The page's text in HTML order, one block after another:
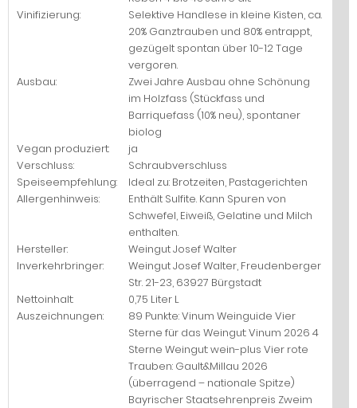
Vinifizierung:
Selektive Handlese in kleine Kisten, ca.
20% Ganztrauben und 80% entrappt,
gezügelt spontan über 10-12 Tage
vergoren.
Ausbau:
Zwei Jahre Ausbau ohne Schönung
im Holzfass (Stückfass und
Barriquefass (10% neu), spontaner
biolog
Vegan produziert:
ja
Verschluss:
Schraubverschluss
Speiseempfehlung:
Ideal zu: Brotzeiten, Pastagerichten
Allergenhinweis:
Enthält Sulfite. Kann Spuren von
Schwefel, Eiweiß, Gelatine und Milch
enthalten.
Hersteller:
Weingut Josef Walter
Inverkehrbringer:
Weingut Josef Walter, Freudenberger
Str. 21-23, 63927 Bürgstadt
Nettoinhalt:
0,75 Liter L
Auszeichnungen:
89 Punkte: Vinum Weinguide Vier
Sterne für das Weingut: Vinum 2026 4
Sterne Weingut: wein-plus Vier rote
Trauben: Gault&Millau 2026
(überragend – nationale Spitze)
Bayrischer Staatsehrenpreis Zweim